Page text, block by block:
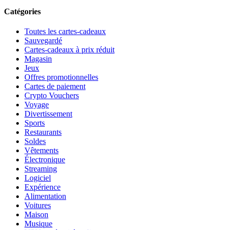
Catégories
Toutes les cartes-cadeaux
Sauvegardé
Cartes-cadeaux à prix réduit
Magasin
Jeux
Offres promotionnelles
Cartes de paiement
Crypto Vouchers
Voyage
Divertissement
Sports
Restaurants
Soldes
Vêtements
Électronique
Streaming
Logiciel
Expérience
Alimentation
Voitures
Maison
Musique